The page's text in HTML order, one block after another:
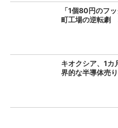
「1個80円のフ
町工場の逆転劇
キオクシア、1
界的な半導体売